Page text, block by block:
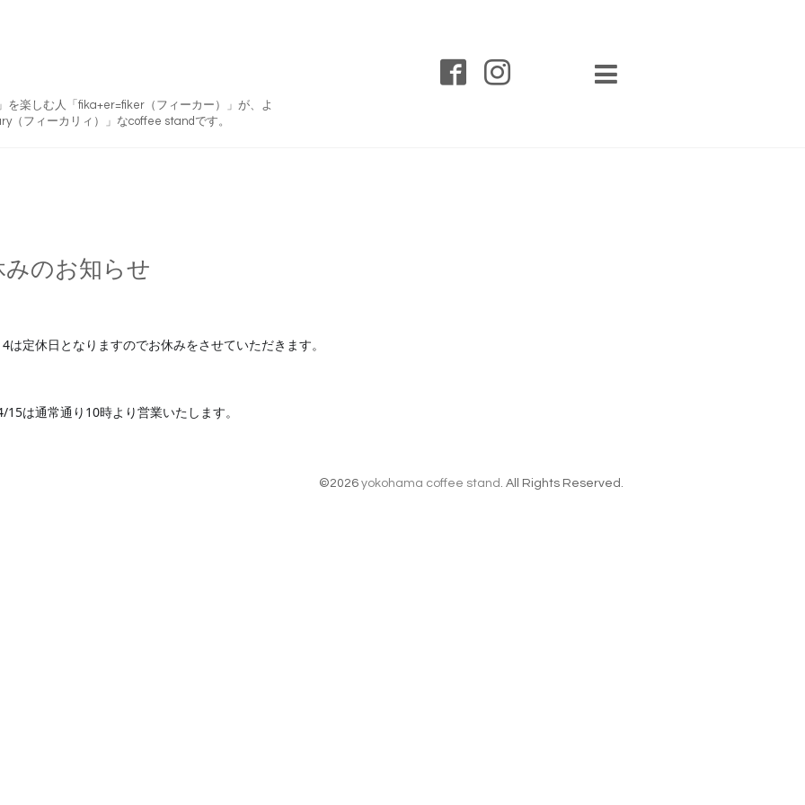
を楽しむ人「fika+er=fiker（フィーカー）」が、よ
（フィーカリィ）」なcoffee standです。
みのお知らせ
は定休日となりますのでお休みをさせていただきます。
15は通常通り10時より営業いたします。
©2026 yokohama coffee stand . All Rights Reserved.